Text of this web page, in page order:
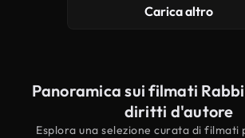
Carica altro
Panoramica sui filmati
diritti d'autore
Esplora una selezione curata di filmati